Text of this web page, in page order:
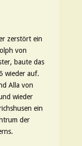
zerstört ein
von
baute das
wieder auf.
Alla von
wieder
ein
der